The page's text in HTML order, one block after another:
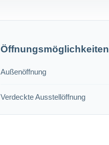
Öffnungsmöglichkeiten
Außenöffnung
Verdeckte Ausstellöffnung